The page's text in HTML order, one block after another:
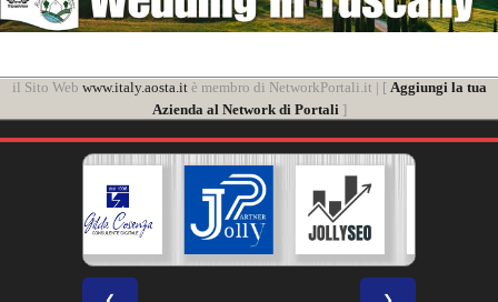
il Sito Web www.italy.aosta.itè membro di NetworkPortali.it | [ Aggiungi la tua
Azienda al Network di Portali]